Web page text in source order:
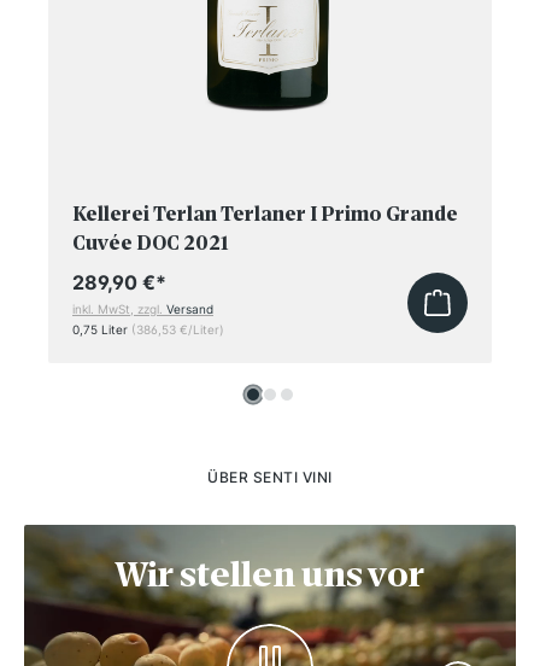
Kellerei Terlan Terlaner I Primo Grande
Cuvée DOC 2021
289,90 €*
inkl. MwSt, zzgl. Versand
0,75 Liter (386,53 €/Liter)
ÜBER SENTI VINI
Wir stellen uns vor